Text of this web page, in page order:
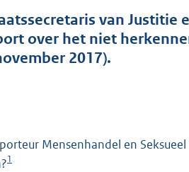
van Justitie
over het niet
2017).
Mensenhandel en
1